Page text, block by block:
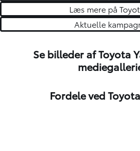
Læs mere på
Aktuelle
Se billeder af Toyota
Fordele ved